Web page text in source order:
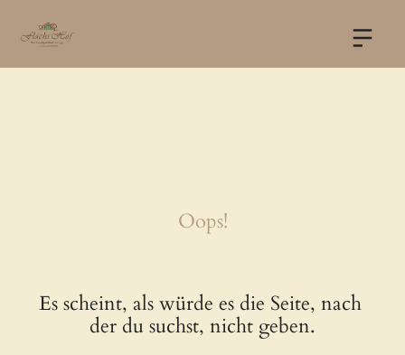
Oops!
Es scheint, als würde es die Seite, nach
der du suchst, nicht geben.